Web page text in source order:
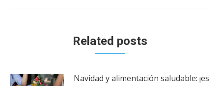
Related posts
Navidad y alimentación saludable: ¡es